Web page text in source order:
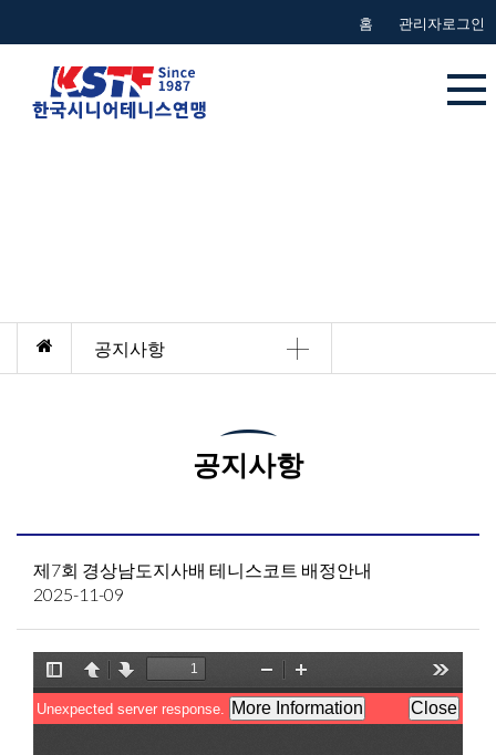
홈 관리자로그인
공지사항
공지사항
제7회 경상남도지사배 테니스코트 배정안내
2025-11-09